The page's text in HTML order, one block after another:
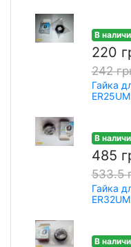
В
220
242
Гайка
ER25UM
В
485
533.5
Гайка
ER32UM
В